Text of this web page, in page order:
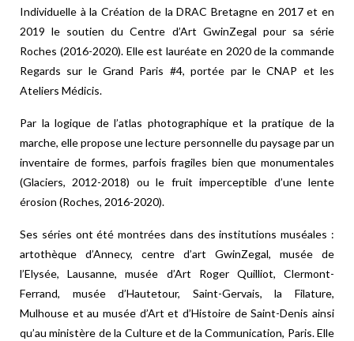
Individuelle à la Création de la DRAC Bretagne en 2017 et en
2019 le soutien du Centre d’Art GwinZegal pour sa série
Roches (2016-2020). Elle est lauréate en 2020 de la commande
Regards sur le Grand Paris #4, portée par le CNAP et les
Ateliers Médicis.
Par la logique de l’atlas photographique et la pratique de la
marche, elle propose une lecture personnelle du paysage par un
inventaire de formes, parfois fragiles bien que monumentales
(Glaciers, 2012-2018) ou le fruit imperceptible d’une lente
érosion (Roches, 2016-2020).
Ses séries ont été montrées dans des institutions muséales :
artothèque d’Annecy, centre d’art GwinZegal, musée de
l’Elysée, Lausanne, musée d’Art Roger Quilliot, Clermont-
Ferrand, musée d’Hautetour, Saint-Gervais, la Filature,
Mulhouse et au musée d’Art et d’Histoire de Saint-Denis ainsi
qu’au ministère de la Culture et de la Communication, Paris. Elle